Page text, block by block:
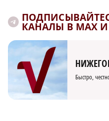
КАНАЛЫ В MAX И
Быстро,